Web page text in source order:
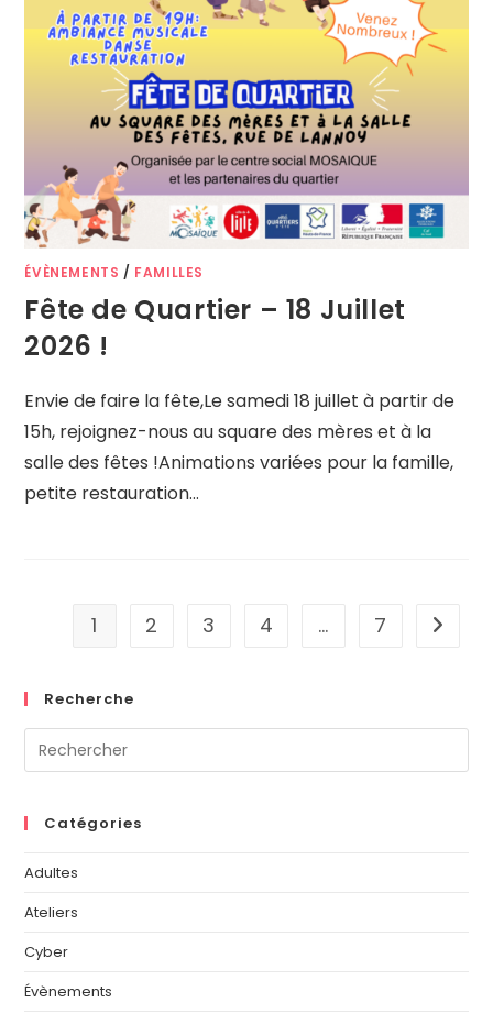
ÉVÈNEMENTS / FAMILLES
Fête de Quartier – 18 Juillet
2026 !
Envie de faire la fête,Le samedi 18 juillet à partir de
15h, rejoignez-nous au square des mères et à la
salle des fêtes !Animations variées pour la famille,
petite restauration…
1 2 3 4 … 7
Recherche
Catégories
Adultes
Ateliers
Cyber
Évènements